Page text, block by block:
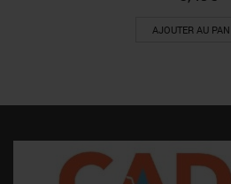
AJOUTER AU